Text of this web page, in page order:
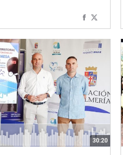
Compartir
con
Facebook
con
Twitter
30:20